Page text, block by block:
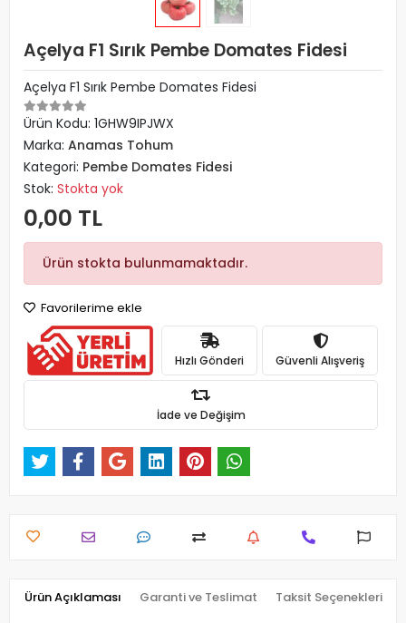
Açelya F1 Sırık Pembe Domates Fidesi
Açelya F1 Sırık Pembe Domates Fidesi
Ürün Kodu: 1GHW9IPJWX
Marka: Anamas Tohum
Kategori: Pembe Domates Fidesi
Stok: Stokta yok
0,00 TL
Ürün stokta bulunmamaktadır.
Favorilerime ekle
Hızlı Gönderi Güvenli Alışveriş
İade ve Değişim
Ürün Açıklaması Garanti ve Teslimat Taksit Seçenekleri